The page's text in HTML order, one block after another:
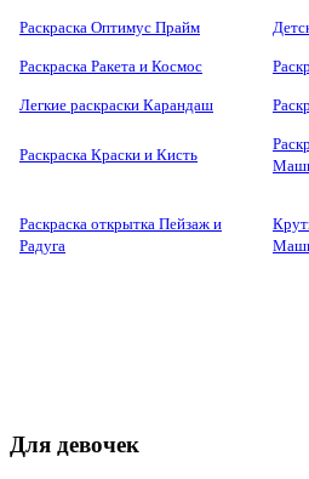
Раскраска Оптимус Прайм
Раскраска Ракета и Космос
Легкие раскраски Карандаш
Раскраска Краски и Кисть
Раскраска открытка Пейзаж и
Радуга
Для девочек